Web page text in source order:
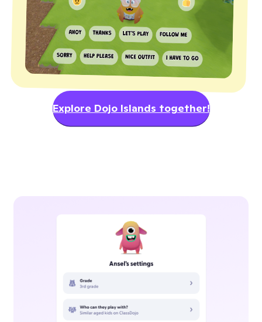
Explore Dojo Islands together!